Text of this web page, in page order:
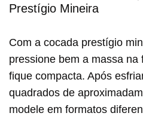
Prestígio Mineira
Com a cocada prestígio
pressione bem a massa
fique compacta. Após
quadrados de
modele em formatos